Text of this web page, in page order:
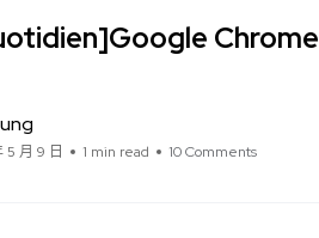
Chrome
5 月 9 日 1 min read 10 Comments